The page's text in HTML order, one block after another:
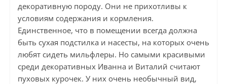
декоративную породу. Они не прихотливы к
условиям содержания и кормления.
Единственное, что в помещении всегда должна
быть сухая подстилка и насесты, на которых очень
любят сидеть мильфлеры. Но самыми красивыми
среди декоративных Иванна и Виталий считают
пуховых курочек. У них очень необычный вид,